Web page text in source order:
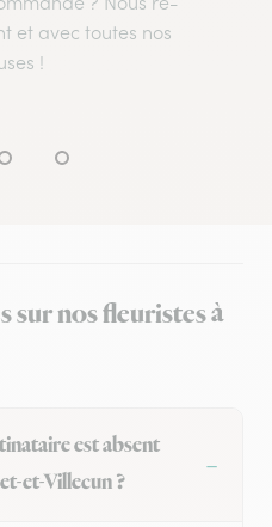
et avec toutes nos
!
sur nos fleuristes à
est absent
et-Villecun ?